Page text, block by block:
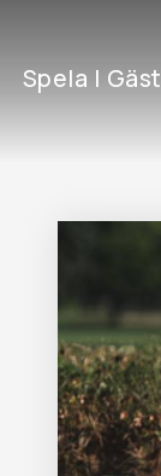
Spela | Gäst